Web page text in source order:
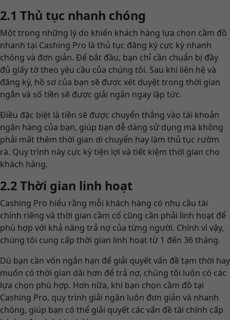
2.1 Thủ tục nhanh chóng
Một trong những lý do khiến khách hàng lựa chọn cầm đồ
nhanh tại Cashing Pro là thủ tục đăng ký cực kỳ nhanh
chóng và đơn giản. Để bắt đầu, bạn chỉ cần chuẩn bị đầy
đủ giấy tờ theo yêu cầu của chúng tôi. Sau khi liên hệ và
đăng ký, hồ sơ của bạn sẽ được xét duyệt trong thời gian
ngắn và số tiền sẽ được giải ngân ngay lập tức.
Điều đặc biệt là tiền sẽ được chuyển thẳng vào tài khoản
ngân hàng của bạn, giúp bạn dễ dàng sử dụng mà không
phải mất thêm thời gian di chuyển hay làm thủ tục rườm
rà. Quy trình này cực kỳ tiện lợi và tiết kiệm thời gian cho
khách hàng.
2.2 Thời gian linh hoạt
Cashing Pro hiểu rằng mỗi khách hàng có nhu cầu tài
chính riêng và thời gian cầm cố cũng cần phải linh hoạt để
phù hợp với khả năng trả nợ của từng người. Chính vì vậy,
chúng tôi cung cấp thời gian linh hoạt từ 1 đến 36 tháng.
Dù bạn cần vốn ngắn hạn để giải quyết vấn đề tạm thời hay
muốn có thời gian dài hơn để trả nợ, chúng tôi luôn có các
lựa chọn phù hợp. Hơn nữa, khi bạn chọn cầm đồ tại
Cashing Pro, quy trình giải ngân luôn đơn giản và nhanh
chóng, giúp bạn có thể giải quyết các vấn đề tài chính cấp